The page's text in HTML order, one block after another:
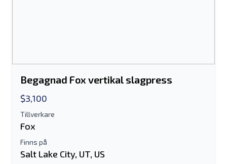
Begagnad Fox vertikal slagpress
$3,100
Tillverkare
Fox
Finns på
Salt Lake City, UT, US